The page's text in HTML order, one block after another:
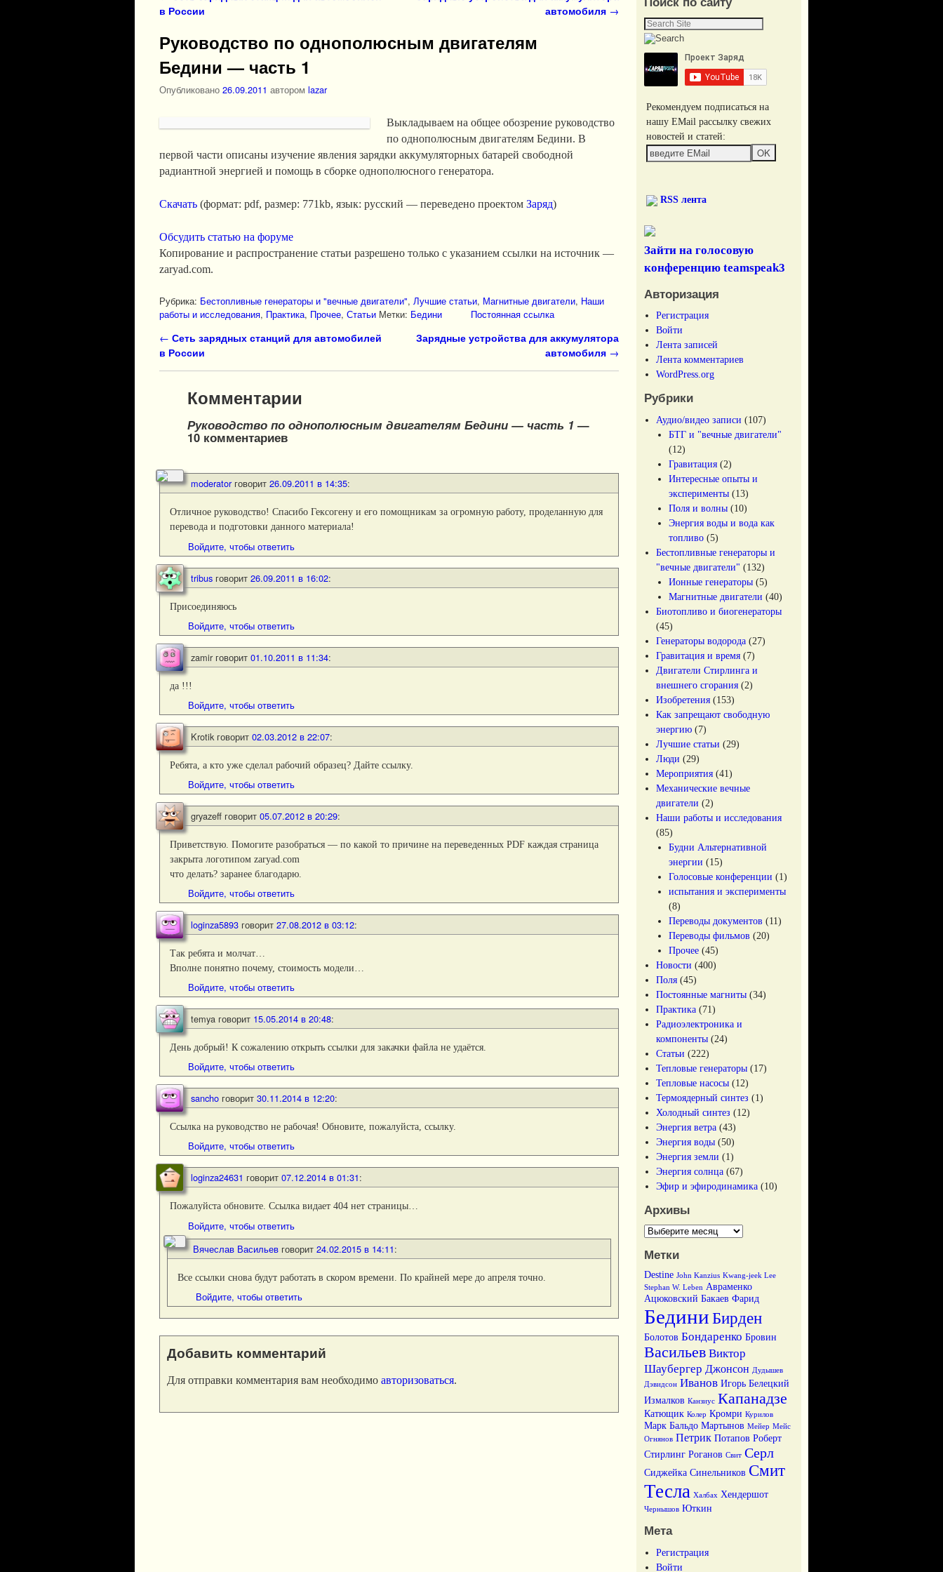
в России
автомобиля →
Руководство по однополюсным двигателям
Бедини — часть 1
Опубликовано 26.09.2011 автором lazar
Выкладываем на общее обозрение руководство
по однополюсным двигателям Бедини. В
первой части описаны изучение явления зарядки аккумуляторных батарей свободной
радиантной энергией и помощь в сборке однополюсного генератора.
Скачать (формат: pdf, размер: 771kb, язык: русский — переведено проектом Заряд)
Обсудить статью на форуме
Копирование и распространение статьи разрешено только с указанием ссылки на источник —
zaryad.com.
Рубрика: Бестопливные генераторы и "вечные двигатели", Лучшие статьи, Магнитные двигатели, Наши
работы и исследования, Практика, Прочее, Статьи Метки: Бедини Постоянная ссылка
Навигация по записям
← Сеть зарядных станций для автомобилей
в России
Зарядные устройства для аккумулятора
автомобиля →
Комментарии
Руководство по однополюсным двигателям Бедини — часть 1 —
10 комментариев
moderator говорит 26.09.2011 в 14:35:
Отличное руководство! Спасибо Гексогену и его помощникам за огромную работу, проделанную для
перевода и подготовки данного материала!
Войдите, чтобы ответить
tribus говорит 26.09.2011 в 16:02:
Присоединяюсь
Войдите, чтобы ответить
zamir говорит 01.10.2011 в 11:34:
да !!!
Войдите, чтобы ответить
Krotik говорит 02.03.2012 в 22:07:
Ребята, а кто уже сделал рабочий образец? Дайте ссылку.
Войдите, чтобы ответить
gryazeff говорит 05.07.2012 в 20:29:
Приветствую. Помогите разобраться — по какой то причине на переведенных PDF каждая страница
закрыта логотипом zaryad.com
что делать? заранее благодарю.
Войдите, чтобы ответить
loginza5893 говорит 27.08.2012 в 03:12:
Так ребята и молчат…
Вполне понятно почему, стоимость модели…
Войдите, чтобы ответить
temya говорит 15.05.2014 в 20:48:
День добрый! К сожалению открыть ссылки для закачки файла не удаётся.
Войдите, чтобы ответить
sancho говорит 30.11.2014 в 12:20:
Ссылка на руководство не рабочая! Обновите, пожалуйста, ссылку.
Войдите, чтобы ответить
loginza24631 говорит 07.12.2014 в 01:31:
Пожалуйста обновите. Ссылка видает 404 нет страницы…
Войдите, чтобы ответить
Вячеслав Васильев говорит 24.02.2015 в 14:11:
Все ссылки снова будут работать в скором времени. По крайней мере до апреля точно.
Войдите, чтобы ответить
Добавить комментарий
Для отправки комментария вам необходимо авторизоваться.
Рекомендуем подписаться на
нашу EMail рассылку свежих
новостей и статей:
RSS лента
Зайти на голосовую
конференцию teamspeak3
Авторизация
Регистрация
Войти
Лента записей
Лента комментариев
WordPress.org
Рубрики
Аудио/видео записи (107)
БТГ и "вечные двигатели"
(12)
Гравитация(2)
Интересные опыты и
эксперименты(13)
Поля и волны(10)
Энергия воды и вода как
топливо(5)
Бестопливные генераторы и
"вечные двигатели" (132)
Ионные генераторы(5)
Магнитные двигатели (40)
Биотопливо и биогенераторы
(45)
Генераторы водорода (27)
Гравитация и время (7)
Двигатели Стирлинга и
внешнего сгорания (2)
Изобретения (153)
Как запрещают свободную
энергию (7)
Лучшие статьи (29)
Люди (29)
Мероприятия (41)
Механические вечные
двигатели (2)
Наши работы и исследования
(85)
Будни Альтернативной
энергии (15)
Голосовые конференции (1)
испытания и эксперименты
(8)
Переводы документов (11)
Переводы фильмов (20)
Прочее(45)
Новости (400)
Поля (45)
Постоянные магниты (34)
Практика (71)
Радиоэлектроника и
компоненты (24)
Статьи (222)
Тепловые генераторы (17)
Тепловые насосы (12)
Термоядерный синтез (1)
Холодный синтез (12)
Энергия ветра (43)
Энергия воды (50)
Энергия земли (1)
Энергия солнца (67)
Эфир и эфиродинамика (10)
Архивы
Метки
Destine John Kanzius Kwang-jeek Lee
Stephan W. Leben Авраменко
Ацюковский Бакаев Фарид
Бедини Бирден
Болотов Бондаренко Бровин
Васильев Виктор
Шаубергер Джонсон Дудышев
Дэвидсон Иванов Игорь Белецкий
Измалков Канзиус Капанадзе
Катющик Колер Кромри Курилов
Марк Бальдо Мартынов Мейер Мейс
Огнянов Петрик Потапов Роберт
Стирлинг Роганов Свит Серл
Сиджейка Синельников Смит
Тесла Халбах Хендершот
Чернышов Юткин
Мета
Регистрация
Войти